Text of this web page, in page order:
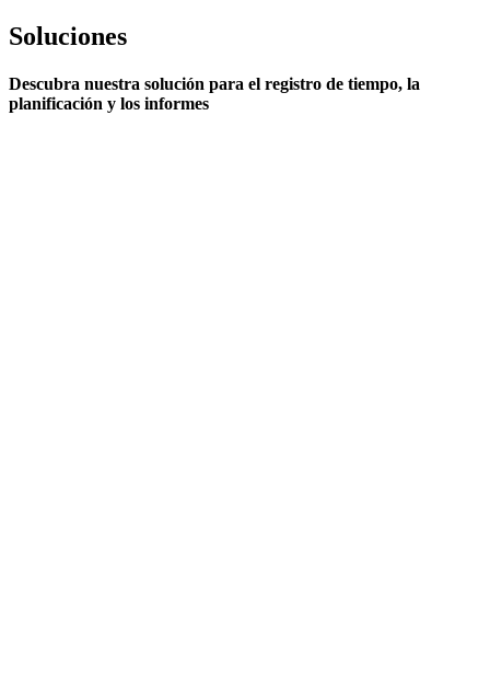
Soluciones
Descubra nuestra solución para el registro de tiempo, la
planificación y los informes